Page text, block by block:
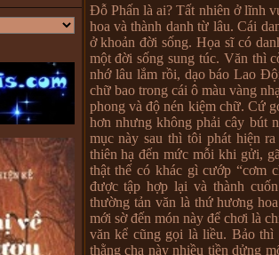
Đỗ Phấn là ai? Tất nhiên ở lĩnh
hoa và thành danh từ lâu. Cái
ở khoản đời sống. Họa sĩ có
một đời sống sung túc. Văn thì
nhớ lâu lắm rồi, dạo báo Lao
chữ bao trong cái ô màu vàng
phong và độ nén kiệm chữ. Cứ
hơn nhưng không phải cây bút
mục này sau thì tôi phát hiện
thiên hạ đến mức mỗi khi gửi,
thật thế có khác gì cướp “cơm
được tập hợp lại và thành
thường tản văn là thứ hương
mới sờ đến món này để chơi là
văn kể cũng gọi là liều. Bảo
thằng cha này nhiều tiền dửng